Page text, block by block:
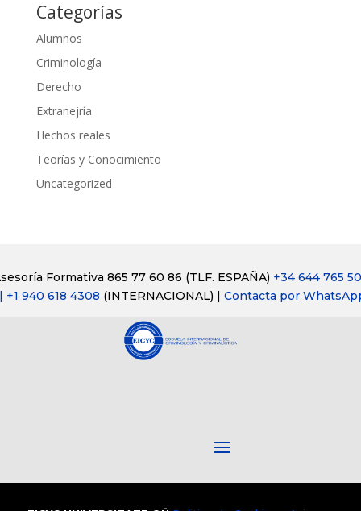
Categorías
Alumnos
Criminología
Derecho
Extranejría
Hechos reales
Teorías y Conocimiento
Uncategorized
Formativa 865 77 60 86 (TLF. ESPAÑA) +34 644 765
+1 940 618 4308 (INTERNACIONAL) | Contacta por